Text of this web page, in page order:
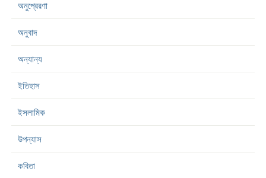
অনুপ্রেরণা
অনুবাদ
অন্যান্য
ইতিহাস
ইসলামিক
উপন্যাস
কবিতা